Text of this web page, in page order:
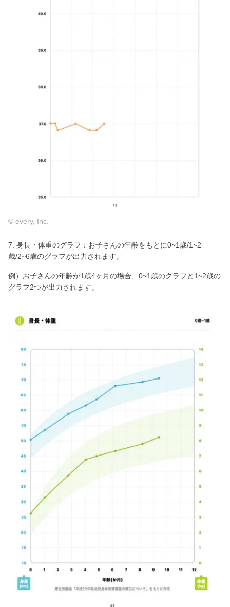
© every, Inc.
7. 身長・体重のグラフ：お子さんの年齢をもとに0~1歳/1~2
歳/2~6歳のグラフが出力されます。
例）お子さんの年齢が1歳4ヶ月の場合、0~1歳のグラフと1~2歳の
グラフ2つが出力されます。